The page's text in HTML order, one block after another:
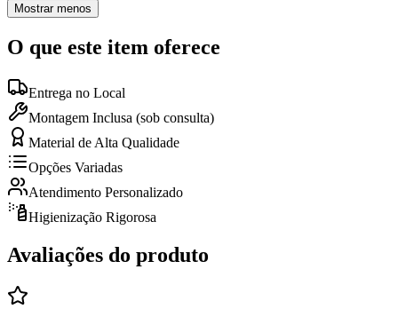
Mostrar menos
O que este item oferece
Entrega no Local
Montagem Inclusa (sob consulta)
Material de Alta Qualidade
Opções Variadas
Atendimento Personalizado
Higienização Rigorosa
Avaliações do produto